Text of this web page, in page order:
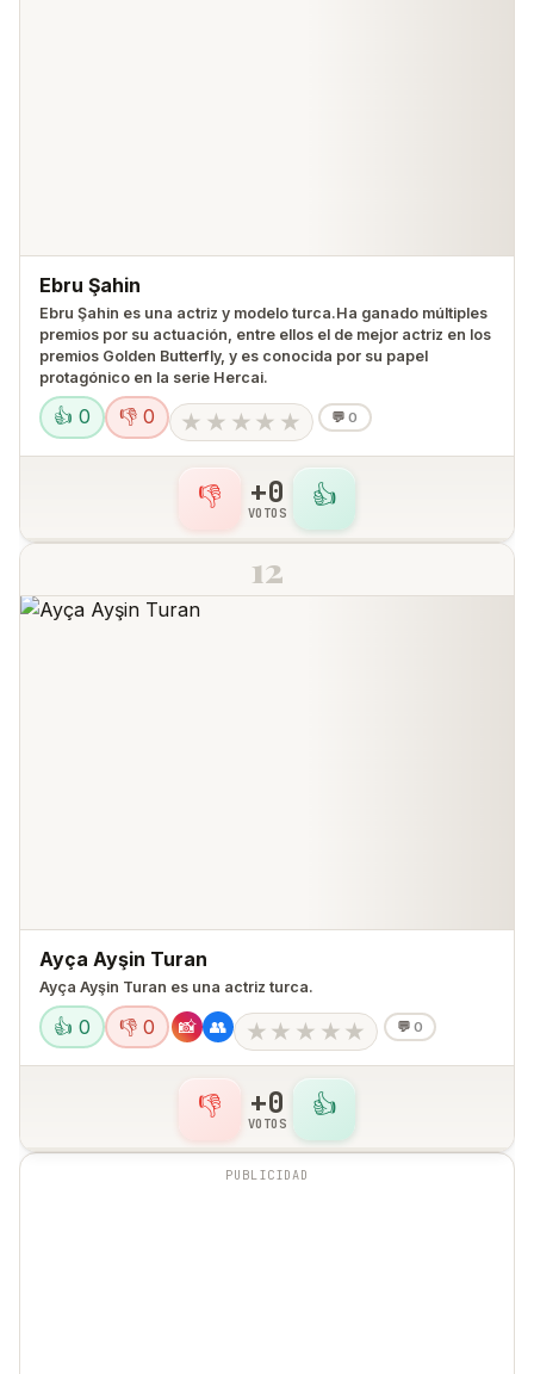
Ebru Şahin
Ebru Şahin es una actriz y modelo turca.​Ha ganado múltiples
premios por su actuación, entre ellos el de mejor actriz en los
premios Golden Butterfly, y es conocida por su papel
protagónico en la serie Hercai.
👍 0 👎 0 ★ ★ ★ ★ ★ 💬 0
👍
+0
VOTOS
👎
12
Ayça Ayşin Turan
Ayça Ayşin Turan es una actriz turca.
👍 0 👎 0 📸 👥 ★ ★ ★ ★ ★ 💬 0
👍
+0
VOTOS
👎
PUBLICIDAD